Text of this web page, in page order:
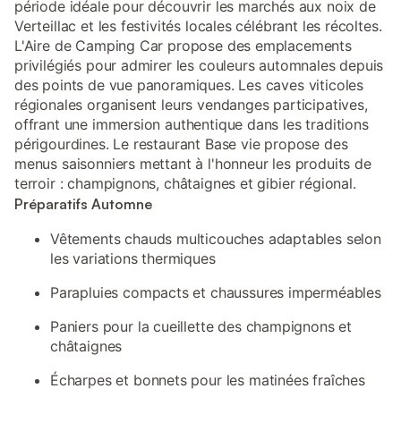
période idéale pour découvrir les marchés aux noix de
Verteillac et les festivités locales célébrant les récoltes.
L'Aire de Camping Car propose des emplacements
privilégiés pour admirer les couleurs automnales depuis
des points de vue panoramiques. Les caves viticoles
régionales organisent leurs vendanges participatives,
offrant une immersion authentique dans les traditions
périgourdines. Le restaurant Base vie propose des
menus saisonniers mettant à l'honneur les produits de
terroir : champignons, châtaignes et gibier régional.
Préparatifs Automne
Vêtements chauds multicouches adaptables selon
les variations thermiques
Parapluies compacts et chaussures imperméables
Paniers pour la cueillette des champignons et
châtaignes
Écharpes et bonnets pour les matinées fraîches